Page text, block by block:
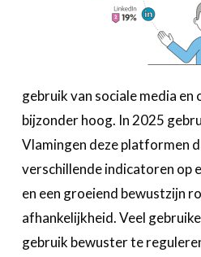
gebruik van sociale media
bijzonder hoog. In 2025
Vlamingen deze platformen
verschillende indicatoren op
en een groeiend bewustzijn
afhankelijkheid. Veel
gebruik bewuster te